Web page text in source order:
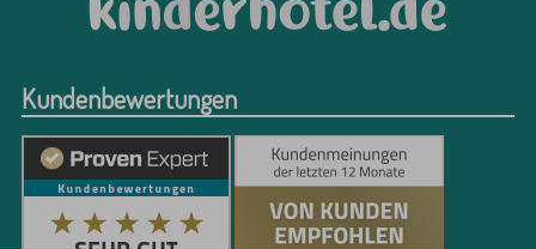
Kundenbewertungen